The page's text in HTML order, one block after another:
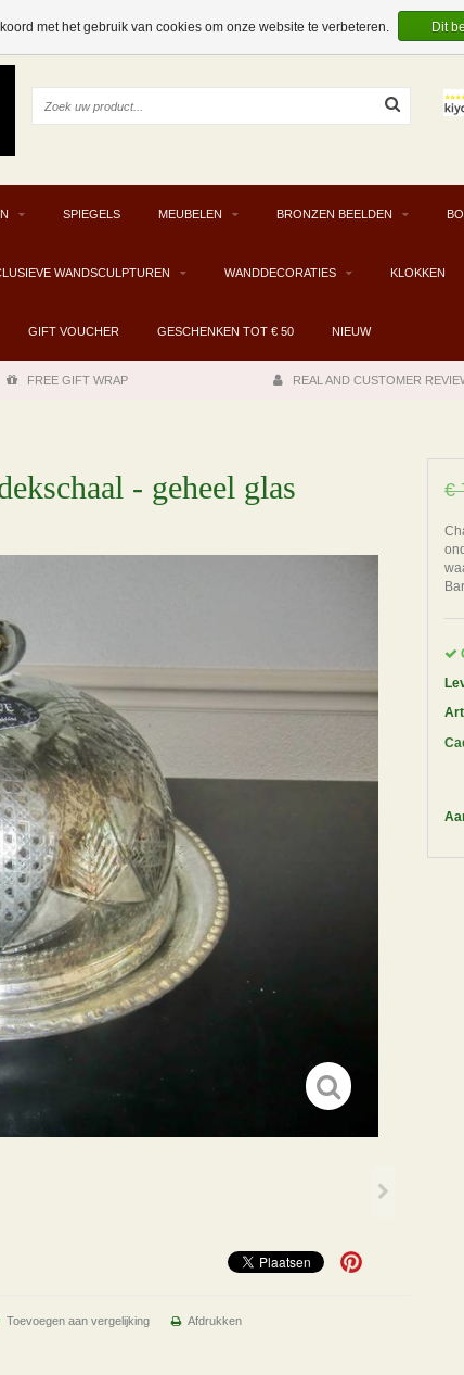
SPIEGELS MEUBELEN BRONZEN BEELDEN
WANDSCULPTUREN WANDDECORATIES KLOKKEN
GIFT VOUCHER GESCHENKEN TOT € 50 NIEUW
FREE GIFT WRAP REAL AND CUSTOMER
- geheel glas
Toevoegen aan vergelijking Afdrukken
€
met het gebruik van cookies om onze website te verbeteren. Dit